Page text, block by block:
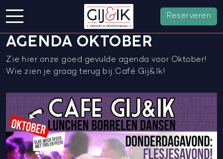
Reserveren
AGENDA OKTOBER
Zie hier onze goed gevulde agenda voor Oktober!
Wie zien je graag terug bij Café Gij&Ik!